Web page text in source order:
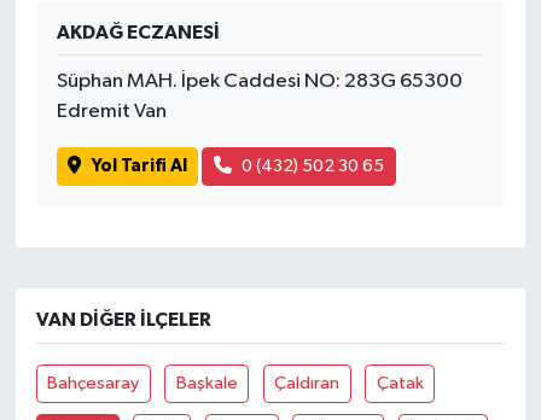
AKDAĞ ECZANESİ
Süphan MAH. İpek Caddesi NO: 283G 65300
Edremit Van
Yol Tarifi Al 0 (432) 502 30 65
VAN DIĞER İLÇELER
Bahçesaray Başkale Çaldıran Çatak